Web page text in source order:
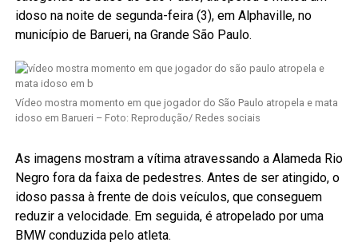
idoso na noite de segunda-feira (3), em Alphaville, no
município de Barueri, na Grande São Paulo.
Vídeo mostra momento em que jogador do São Paulo atropela e mata
idoso em Barueri – Foto: Reprodução/ Redes sociais
As imagens mostram a vítima atravessando a Alameda Rio
Negro fora da faixa de pedestres. Antes de ser atingido, o
idoso passa à frente de dois veículos, que conseguem
reduzir a velocidade. Em seguida, é atropelado por uma
BMW conduzida pelo atleta.